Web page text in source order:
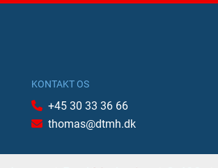
KONTAKT OS
+45 30 33 36 66
thomas@dtmh.dk